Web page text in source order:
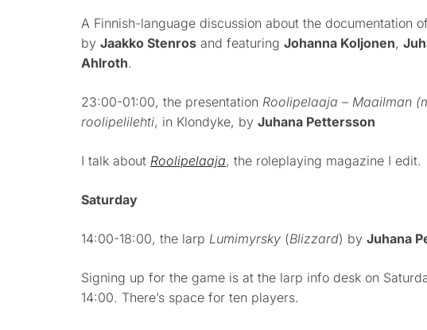
A Finnish-language discussion about the documentation
by Jaakko Stenros and featuring Johanna Koljonen,
Ahlroth.
23:00-01:00, the presentation Roolipelaaja – Maailman
roolipelilehti, in Klondyke, by Juhana Pettersson
I talk about Roolipelaaja, the roleplaying magazine I edit.
Saturday
14:00-18:00, the larp Lumimyrsky (Blizzard) by Juhana
Signing up for the game is at the larp info desk on
14:00. There’s space for ten players.